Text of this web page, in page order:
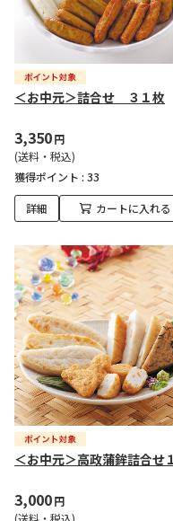
＜お中元＞詰合せ ３１枚
3,350円
(送料・税込)
獲得ポイント : 33
詳細 カートに入れる
＜お中元＞高政蒲鉾詰合せ
3,000円
(送料・税込)